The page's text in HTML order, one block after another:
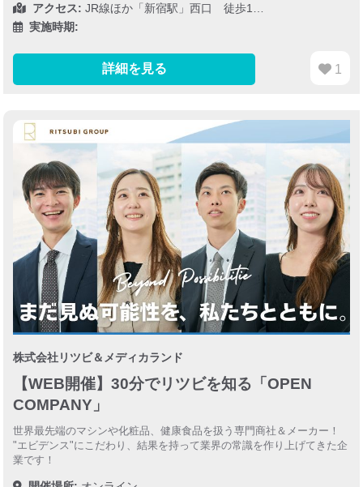
アクセス: JR線ほか「新宿駅」西口 徒歩1…
実施時期:
詳細を見る 1
株式会社リツビ＆メディカランド
【WEB開催】30分でリツビを知る「OPEN
COMPANY」
世界最先端のマシンや化粧品、健康食品を扱う専門商社＆メーカー！
"エビデンス"にこだわり、結果を持って業界の常識を作り上げてきた企
業です！